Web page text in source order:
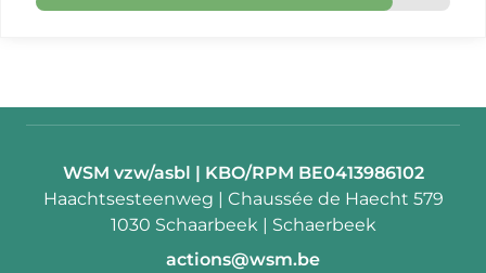
Contactpersoon:
WSM vzw/asbl | KBO/RPM BE0413986102
Adres:
Haachtsesteenweg | Chaussée de Haecht 579
1030 Schaarbeek | Schaerbeek
E-
actions@wsm.be